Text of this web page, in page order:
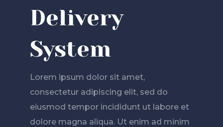
Delivery
System
Lorem ipsum dolor sit amet,
consectetur adipiscing elit, sed do
eiusmod tempor incididunt ut labore et
dolore magna aliqua. Ut enim ad minim